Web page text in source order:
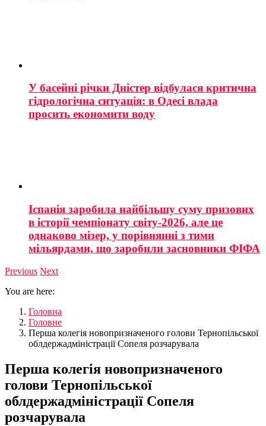
У басейні річки Дністер відбулася критична
гідрологічна ситуація: в Одесі влада
просить економити воду
Іспанія заробила найбільшу суму призових
в історії чемпіонату світу-2026, але це
однаково мізер, у порівнянні з тими
мільярдами, що заробили засновники ФІФА
Previous Next
You are here:
Головна
Головне
Перша колегія новопризначеного голови Тернопільської
облдержадміністрації Сопеля розчарувала
Перша колегія новопризначеного
голови Тернопільської
облдержадміністрації Сопеля
розчарувала